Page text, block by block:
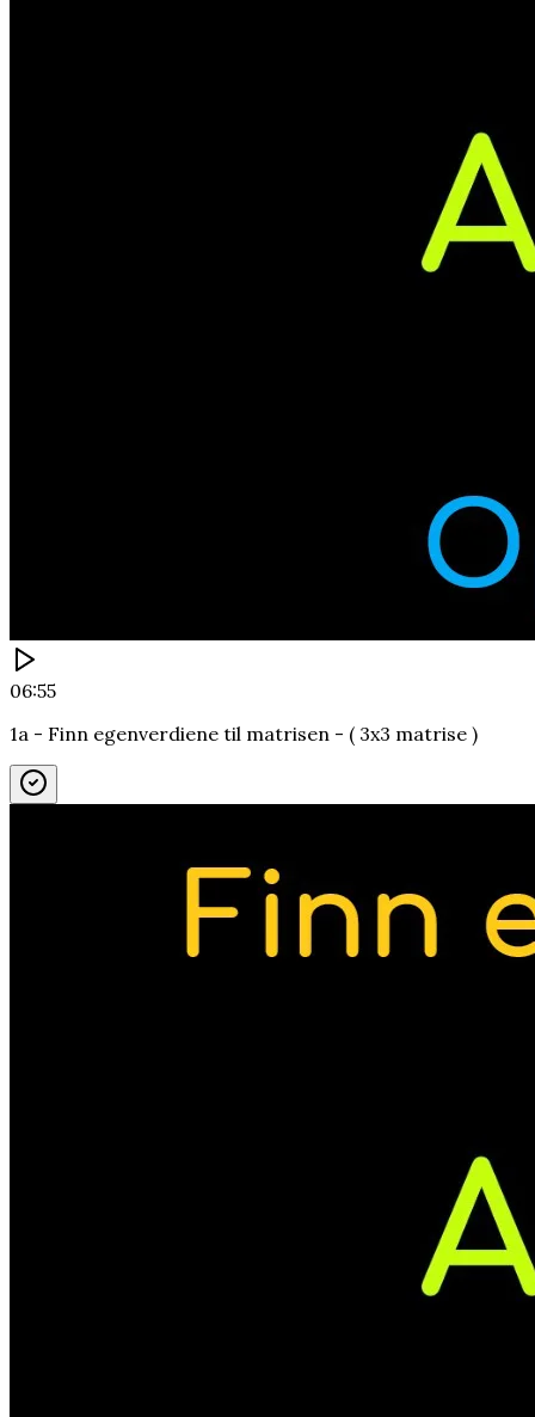
06:55
1a - Finn egenverdiene til matrisen - ( 3x3 matrise )